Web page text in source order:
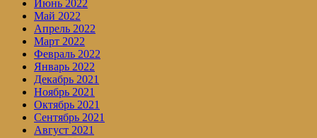
Июнь 2022
Май 2022
Апрель 2022
Март 2022
Февраль 2022
Январь 2022
Декабрь 2021
Ноябрь 2021
Октябрь 2021
Сентябрь 2021
Август 2021